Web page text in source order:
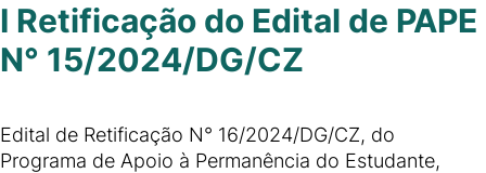
I Retificação do Edital de PAPE
N° 15/2024/DG/CZ
Edital de Retificação N° 16/2024/DG/CZ, do
Programa de Apoio à Permanência do Estudante,